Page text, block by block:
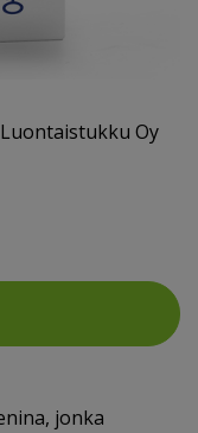
Oy
jonka